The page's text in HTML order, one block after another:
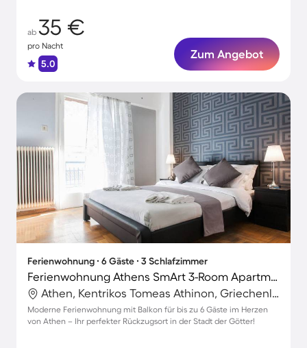
ab 35 €
pro Nacht
5.0
Zum Angebot
Ferienwohnung ∙ 6 Gäste ∙ 3 Schlafzimmer
Ferienwohnung Athens SmArt 3-Room Apartment
Athen, Kentrikos Tomeas Athinon, Griechenland
Moderne Ferienwohnung mit Balkon für bis zu 6 Gäste im Herzen
von Athen – Ihr perfekter Rückzugsort in der Stadt der Götter!